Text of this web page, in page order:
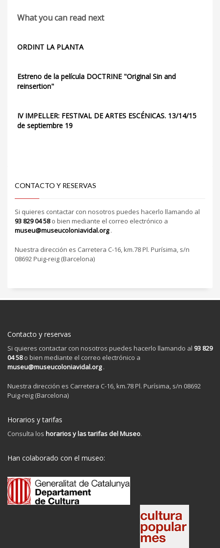
What you can read next
ORDINT LA PLANTA
Estreno de la película DOCTRINE "Original Sin and
reinsertion"
IV IMPELLER: FESTIVAL DE ARTES ESCÉNICAS. 13/14/15
de septiembre 19
CONTACTO Y RESERVAS
Si quieres contactar con nosotros puedes hacerlo llamando al
93 829 04 58o bien mediante el correo electrónico a
museu@museucoloniavidal.org.
Nuestra dirección es Carretera C-16, km.78 Pl. Purísima, s/n
08692 Puig-reig (Barcelona)
Contacto y reservas
Si quieres contactar con nosotros puedes hacerlo llamando al 93 829
04 58o bien mediante el correo electrónico a
museu@museucoloniavidal.org.
Nuestra dirección es Carretera C-16, km.78 Pl. Purísima, s/n 08692
Puig-reig (Barcelona)
Horarios y tarifas
Consulta los horarios y las tarifas del Museo.
Han colaborado con el museo: